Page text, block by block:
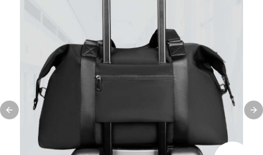
Previous slide